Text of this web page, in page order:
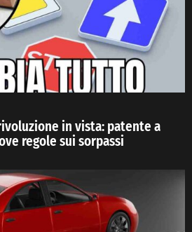
in vista: patente a
regole sui sorpassi